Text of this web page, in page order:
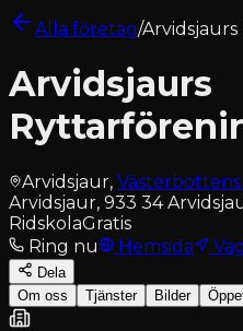
Alla företag/
Arvidsjaurs
Arvidsjaur,
Arvidsjaur, 933 34
RidskolaGratis
Ring nu
Hemsida
Dela
Om oss
Tjänster Bilder